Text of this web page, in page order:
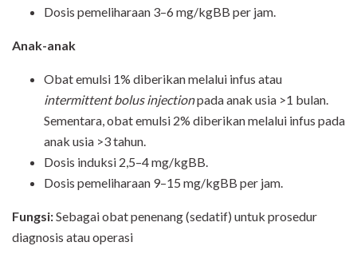
Dosis pemeliharaan 3–6 mg/kgBB per jam.
Anak-anak
Obat emulsi 1% diberikan melalui infus atau
intermittent bolus injectionpada anak usia >1 bulan.
Sementara, obat emulsi 2% diberikan melalui infus pada
anak usia >3 tahun.
Dosis induksi 2,5–4 mg/kgBB.
Dosis pemeliharaan 9–15 mg/kgBB per jam.
Fungsi:Sebagai obat penenang (sedatif) untuk prosedur
diagnosis atau operasi